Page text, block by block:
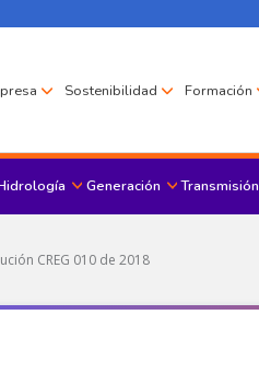
Sostenibilidad Formación
Generación Transmisión
de ayuda a la navegación
CREG 010 de 2018